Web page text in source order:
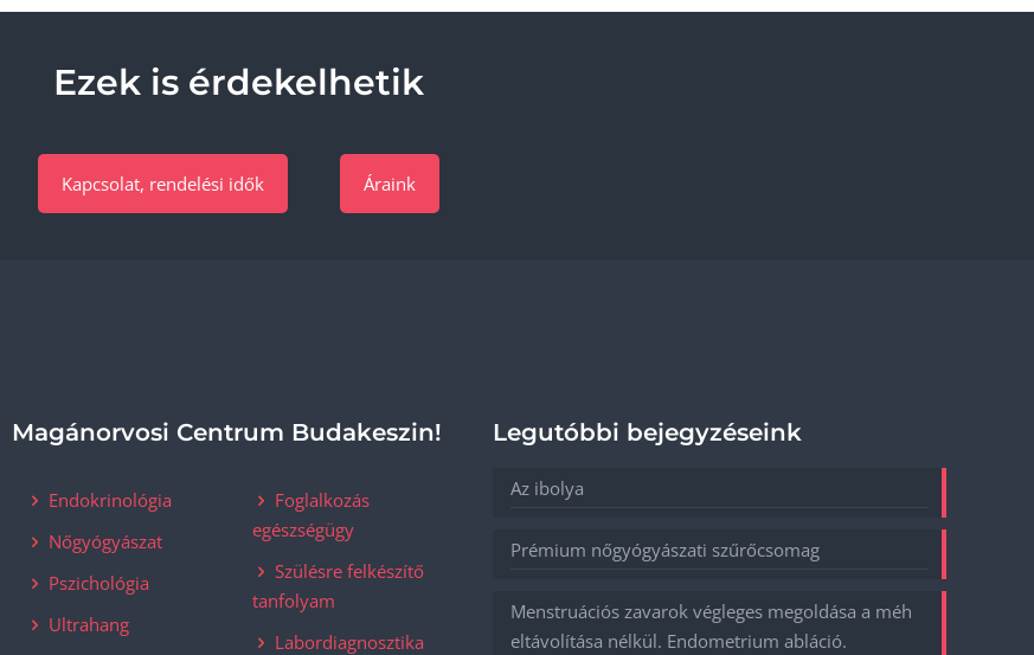
Ezek is érdekelhetik
Kapcsolat, rendelési idők Áraink
Magánorvosi Centrum Budakeszin!
Endokrinológia
Nőgyógyászat
Pszichológia
Ultrahang
Foglalkozás
egészségügy
Szülésre felkészítő
tanfolyam
Labordiagnosztika
Legutóbbi bejegyzéseink
Az ibolya
Prémium nőgyógyászati szűrőcsomag
Menstruációs zavarok végleges megoldása a méh
eltávolítása nélkül. Endometrium abláció.